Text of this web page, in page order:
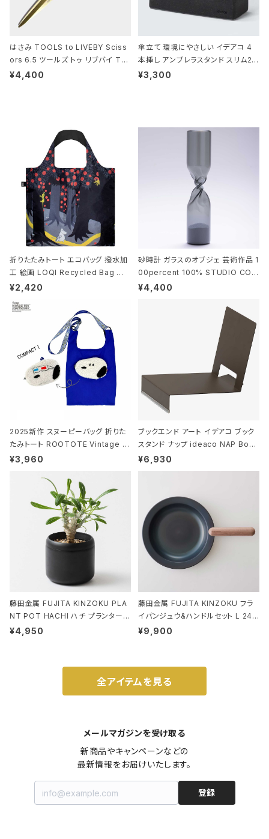
はさみ TOOLS to LIVEBY Sciss
ors 6.5 ツールズ トゥ リブバイ TL
010 シザーズ 6.5 ゴールド
¥4,400
傘立て 環境にやさしい イデアコ 4
本挿し アンブレラスタンド スリム2 i
deaco Umbrella Stand slim2 s
¥3,300
折りたたみトート エコバッグ 撥水加
工 絵画 LOQI Recycled Bag ロ
ーキー 大きめ トートバッグ MOOMI
¥2,420
砂時計 ガラスのオブジェ 芸術作品 1
00percent 100% STUDIO COH
AKU Timeless 100パーセント ス
¥4,400
2025新作 スヌーピーバッグ 折りた
たみトート ROOTOTE Vintage P
EANUTS ROO-shopper mid 84
ド.ピーナッツ-0P 3Dグラス
¥3,960
ブックエンド アート イデアコ ブック
スタンド ナップ ideaco NAP Book
stand ブラウン
¥6,930
藤田金属 FUJITA KINZOKU PLA
NT POT HACHI ハチ プランターポ
ット 3号 ブラック
¥4,950
藤田金属 FUJITA KINZOKU フラ
イパンジュウ&ハンドルセット L 24c
m ガス火・IH対応 鉄フライパン ウォ
¥9,900
全アイテムを見る
メールマガジンを受け取る
新商品やキャンペーンなどの
最新情報をお届けいたします。
登録